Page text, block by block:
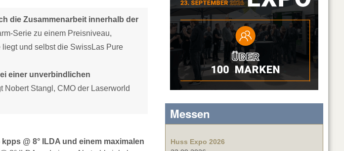
die Zusammenarbeit innerhalb der
Serie zu einem Preisniveau,
und selbst die SwissLas Pure
einer unverbindlichen
Nobert Stangl, CMO der Laserworld
@ 8° ILDA und einem maximalen
Messen
Huss Expo 2026